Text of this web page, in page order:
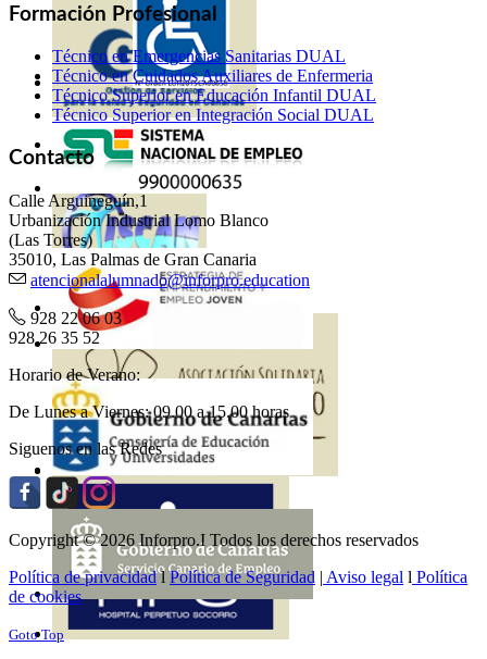
Formación Profesional
Técnico en Emergencias Sanitarias DUAL
Técnico en Cuidados Auxiliares de Enfermeria
Técnico Superior en Educación Infantil DUAL
Técnico Superior en Integración Social DUAL
Contacto
Calle Arguineguín,1
Urbanización Industrial Lomo Blanco
(Las Torres)
35010, Las Palmas de Gran Canaria
atencionalalumnado@inforpro.education
928 22 06 03
928 26 35 52
Horario de Verano:
De Lunes a Viernes: 09.00 a 15.00 horas
Siguenos en las Redes
Copyright © 2026 Inforpro.I Todos los derechos reservados
Política de privacidadlPolítica de Seguridad | Aviso legal l Política
de cookies
Goto Top